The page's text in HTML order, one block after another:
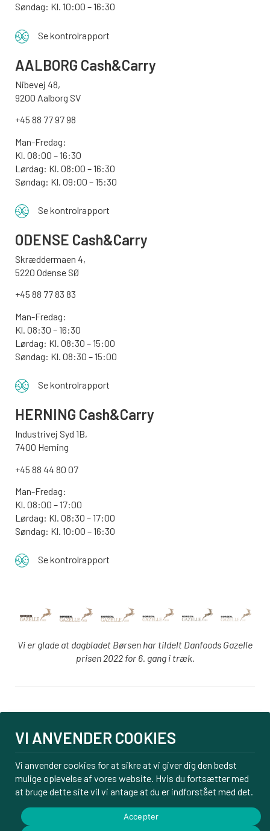
Søndag: Kl. 10:00 – 16:30
Se kontrolrapport
AALBORG Cash&Carry
Nibevej 48,
9200 Aalborg SV
+45 88 77 97 98
Man-Fredag:
Kl. 08:00 – 16:30
Lørdag: Kl. 08:00 – 16:30
Søndag: Kl. 09:00 – 15:30
Se kontrolrapport
ODENSE Cash&Carry
Skræddermaen 4,
5220 Odense SØ
+45 88 77 83 83
Man-Fredag:
Kl. 08:30 – 16:30
Lørdag: Kl. 08:30 – 15:00
Søndag: Kl. 08:30 – 15:00
Se kontrolrapport
HERNING Cash&Carry
Industrivej Syd 1B,
7400 Herning
+45 88 44 80 07
Man-Fredag:
Kl. 08:00 – 17:00
Lørdag: Kl. 08:30 – 17:00
Søndag: Kl. 10:00 – 16:30
Se kontrolrapport
Vi er glade at dagbladet Børsen har tildelt Danfoods Gazelle
prisen 2022 for 6. gang i træk.
PBS tilmelding
Om os
Kontakt
Handelsbetingelser
Privatlivspolitik
VI ANVENDER COOKIES
Vi anvender cookies for at sikre at vi giver dig den bedst
mulige oplevelse af vores website. Hvis du fortsætter med
at bruge dette site vil vi antage at du er indforstået med det.
Accepter